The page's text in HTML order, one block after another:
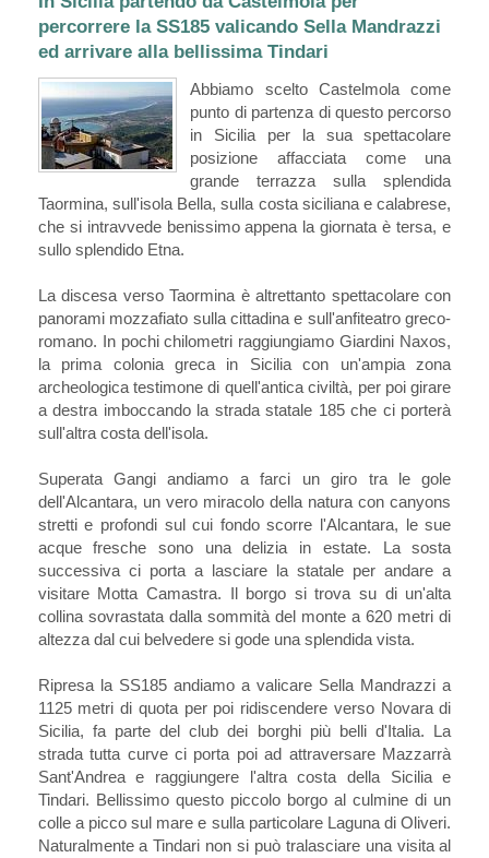
percorrere la SS185 valicando Sella Mandrazzi
ed arrivare alla bellissima Tindari
Abbiamo scelto Castelmola come
punto di partenza di questo percorso
in Sicilia per la sua spettacolare
posizione affacciata come una
grande terrazza sulla splendida
Taormina, sull'isola Bella, sulla costa siciliana e calabrese,
che si intravvede benissimo appena la giornata è tersa, e
sullo splendido Etna.
La discesa verso Taormina è altrettanto spettacolare con
panorami mozzafiato sulla cittadina e sull'anfiteatro greco-
romano. In pochi chilometri raggiungiamo Giardini Naxos,
la prima colonia greca in Sicilia con un'ampia zona
archeologica testimone di quell'antica civiltà, per poi girare
a destra imboccando la strada statale 185 che ci porterà
sull'altra costa dell'isola.
Superata Gangi andiamo a farci un giro tra le gole
dell'Alcantara, un vero miracolo della natura con canyons
stretti e profondi sul cui fondo scorre l'Alcantara, le sue
acque fresche sono una delizia in estate. La sosta
successiva ci porta a lasciare la statale per andare a
visitare Motta Camastra. Il borgo si trova su di un'alta
collina sovrastata dalla sommità del monte a 620 metri di
altezza dal cui belvedere si gode una splendida vista.
Ripresa la SS185 andiamo a valicare Sella Mandrazzi a
1125 metri di quota per poi ridiscendere verso Novara di
Sicilia, fa parte del club dei borghi più belli d'Italia. La
strada tutta curve ci porta poi ad attraversare Mazzarrà
Sant'Andrea e raggiungere l'altra costa della Sicilia e
Tindari. Bellissimo questo piccolo borgo al culmine di un
colle a picco sul mare e sulla particolare Laguna di Oliveri.
Naturalmente a Tindari non si può tralasciare una visita al